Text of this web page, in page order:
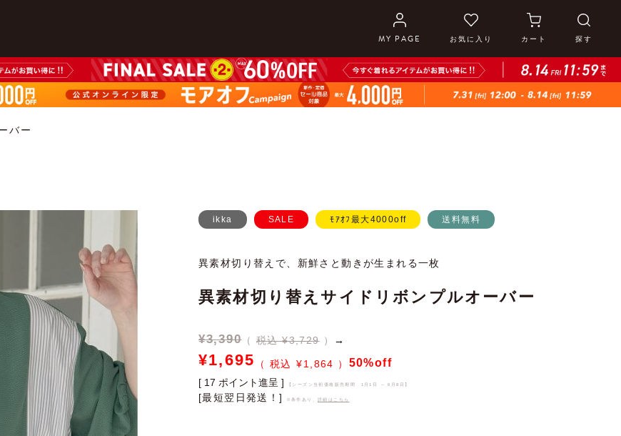
MY PAGE お気に入り カート 探す
バー
ikka SALE ﾓｱｵﾌ最大4000off 送料無料
異素材切り替えで、新鮮さと動きが生まれる一枚
異素材切り替えサイドリボンプルオーバー
¥3,390 税込 ¥3,729 →
¥1,695 ¥1,864 50%off
[ 17 ポイント進呈 ] 【シーズン当初価格販売期間 1月1日 ～ 6月8日 】
[最短翌日発送！] ※条件あり、 詳細はこちら